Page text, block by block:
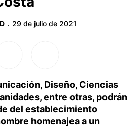
· 29 de julio de 2021
Diseño, Ciencias
entre otras, podrán
del establecimiento
homenajea a un